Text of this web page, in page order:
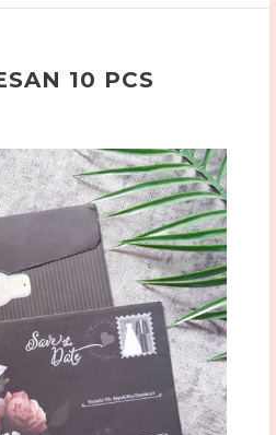
10 PCS